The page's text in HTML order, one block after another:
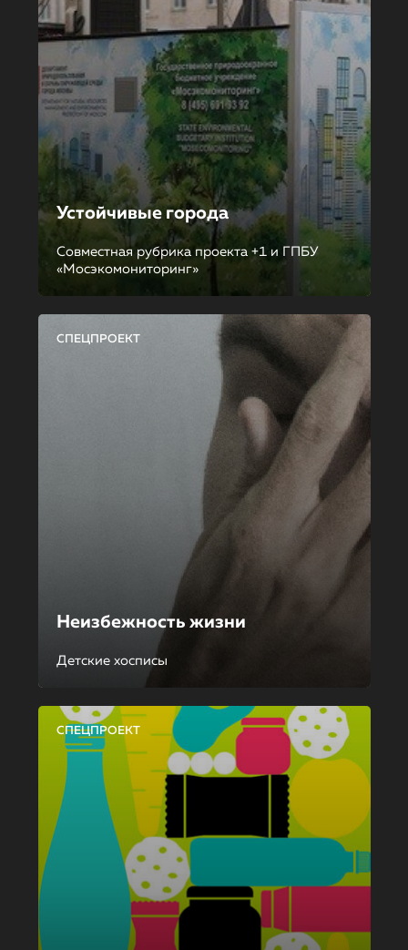
Устойчивые города
Совместная рубрика проекта +1 и ГПБУ
«Мосэкомониторинг»
СПЕЦПРОЕКТ
Неизбежность жизни
Детские хосписы
СПЕЦПРОЕКТ